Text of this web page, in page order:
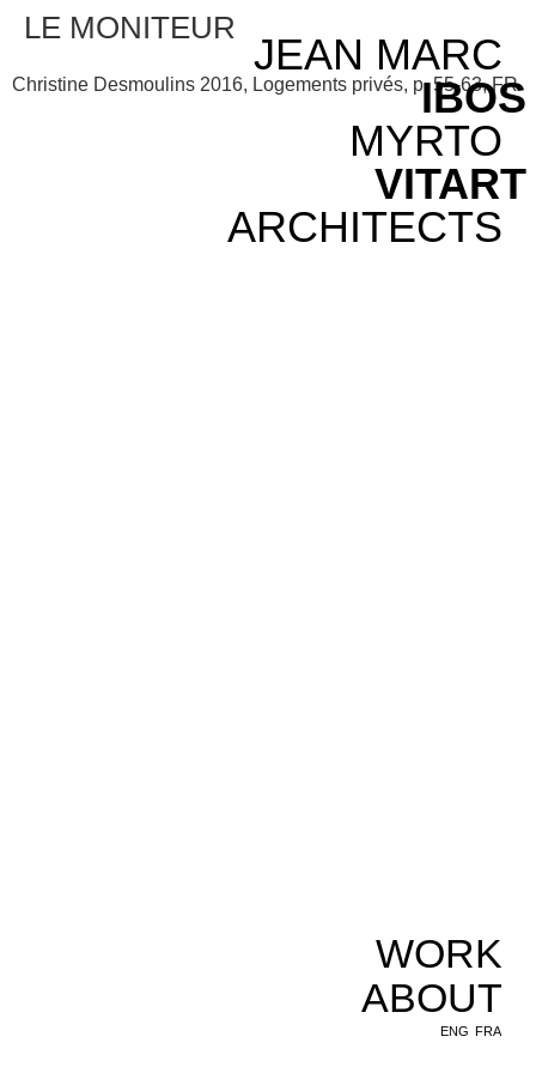
JEAN MARC
IBOS
MYRTO
VITART
ARCHITECTS
WORK
ABOUT
ENG FRA
LE MONITEUR
Christine Desmoulins 2016, Logements privés, p. 55-63, FR